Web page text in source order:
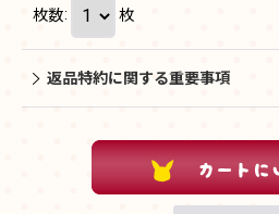
枚数: 枚
返品特約に関する重要事項